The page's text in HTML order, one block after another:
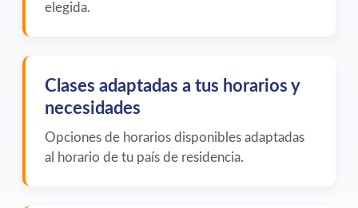
elegida.
Clases adaptadas a tus horarios y
necesidades
Opciones de horarios disponibles adaptadas
al horario de tu país de residencia.